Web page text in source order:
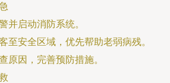
并启动消防系统。
至安全区域，优先帮助老弱病残。
原因，完善预防措施。